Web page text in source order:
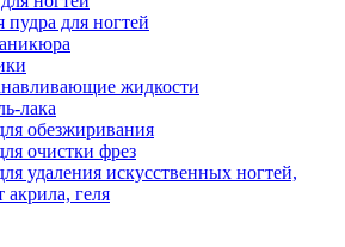
пудра для ногтей
жидкости
лака
обезжиривания
очистки фрез
удаления искусственных ногтей,
акрила, геля